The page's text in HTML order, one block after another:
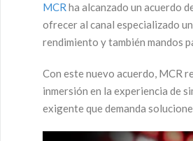
MCR ha alcanzado un acuerdo
ofrecer al canal especializado
rendimiento y también mandos
Con este nuevo acuerdo, MCR
inmersión en la experiencia de
exigente que demanda